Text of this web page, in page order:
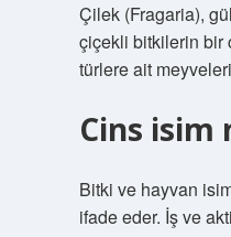
Çilek (Fragaria),
çiçekli bitkilerin bir
türlere ait
Cins isim
Bitki ve hayvan
ifade eder. İş ve